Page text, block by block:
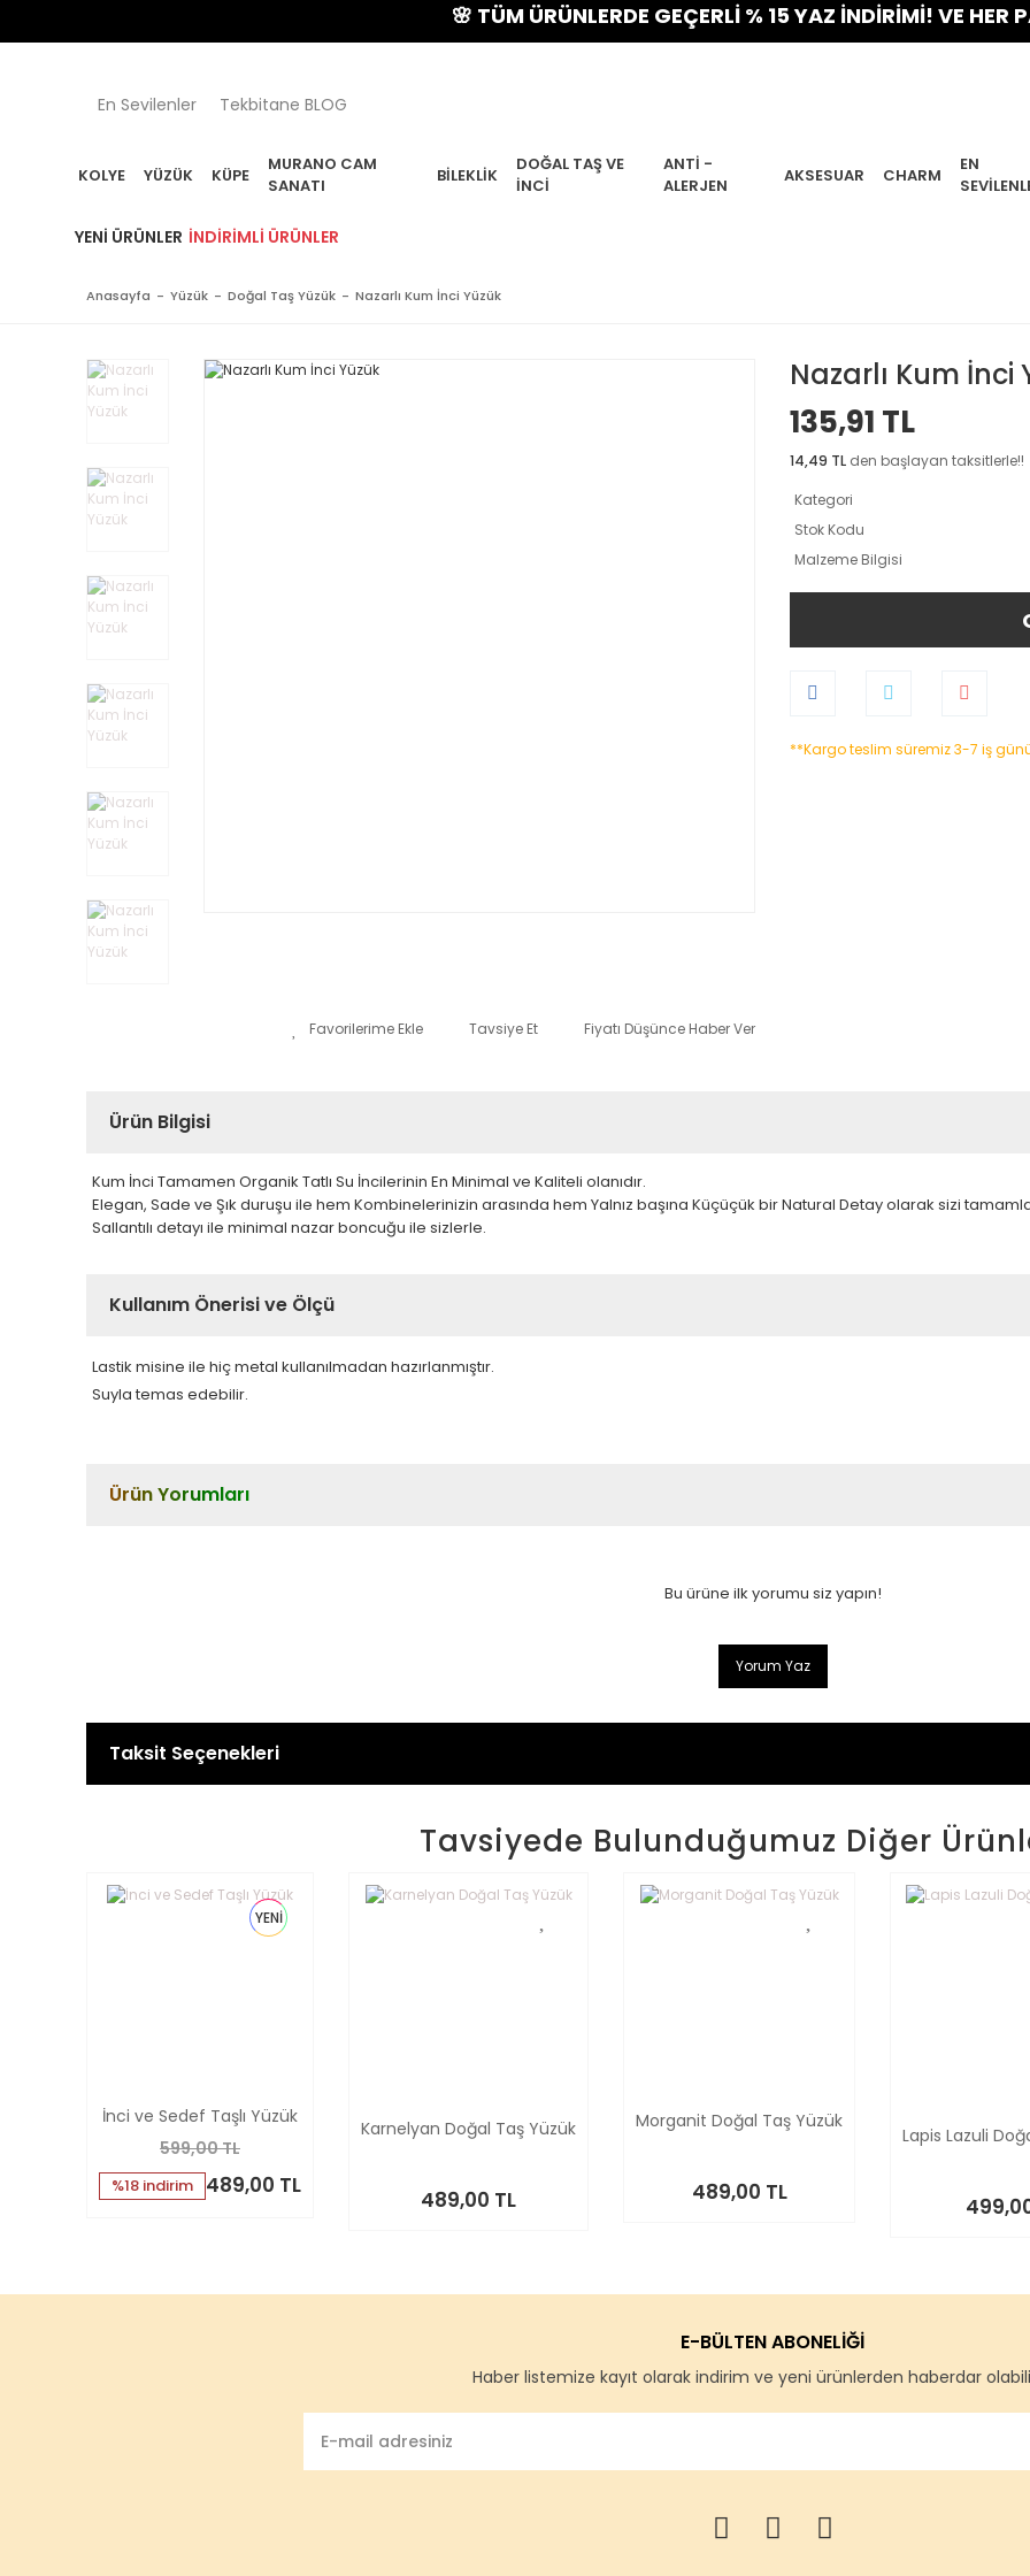
🌸 TÜM ÜRÜNLERDE GEÇERLİ % 15 YAZ İNDİRİMİ! VE HER
En Sevilenler Tekbitane BLOG
KOLYE YÜZÜK KÜPE
MURANO CAM
SANATI
BILEKLIK
DOĞAL TAŞ VE
İNCI
ANTI -
ALERJEN
AKSESUAR CHARM
EN
YENI ÜRÜNLER İNDIRIMLI ÜRÜNLER
Anasayfa Yüzük Doğal Taş Yüzük Nazarlı Kum İnci Yüzük
Tavsiye Et Fiyatı Düşünce Haber Ver
Nazarlı Kum İnci
135,91 TL
14,49 TL den başlayan taksitlerle!!
Kategori
Stok Kodu
Malzeme Bilgisi
**Kargo teslim süremiz 3-7 iş
Ürün Bilgisi
Kum İnci Tamamen Organik Tatlı Su İncilerinin En Minimal ve Kaliteli olanıdır.
Elegan, Sade ve Şık duruşu ile hem Kombinelerinizin arasında hem Yalnız başına Küçüçük bir Natural Detay olarak sizi
Sallantılı detayı ile minimal nazar boncuğu ile sizlerle.
Kullanım Önerisi ve Ölçü
Lastik misine ile hiç metal kullanılmadan hazırlanmıştır.
Suyla temas edebilir.
Ürün Yorumları
Bu ürüne ilk yorumu siz yapın!
Yorum Yaz
Taksit Seçenekleri
Tavsiyede Bulunduğumuz Diğer
YENİ
İnci ve Sedef Taşlı Yüzük
599,00 TL
%18 indirim 489,00 TL
Karnelyan Doğal Taş Yüzük
489,00 TL
Morganit Doğal Taş Yüzük
489,00 TL
Lapis Lazuli
E-BÜLTEN ABONELİĞİ
Haber listemize kayıt olarak indirim ve yeni ürünlerden haberdar